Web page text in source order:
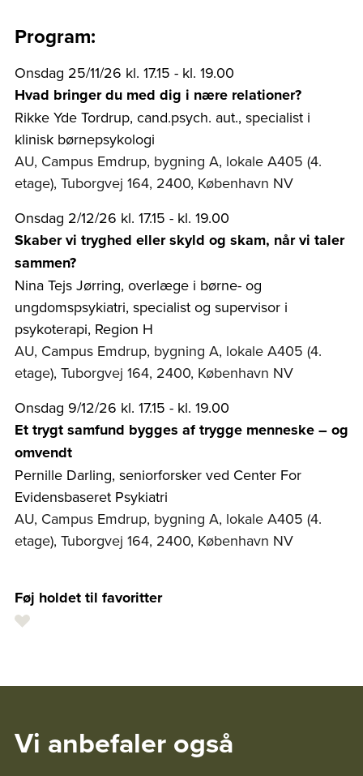
Program:
Onsdag 25/11/26 kl. 17.15 - kl. 19.00
Hvad bringer du med dig i nære relationer?
Rikke Yde Tordrup, cand.psych. aut., specialist i
klinisk børnepsykologi
AU, Campus Emdrup, bygning A, lokale A405 (4.
etage), Tuborgvej 164, 2400, København NV
Onsdag 2/12/26 kl. 17.15 - kl. 19.00
Skaber vi tryghed eller skyld og skam, når vi taler
sammen?
Nina Tejs Jørring, overlæge i børne- og
ungdomspsykiatri, specialist og supervisor i
psykoterapi, Region H
AU, Campus Emdrup, bygning A, lokale A405 (4.
etage), Tuborgvej 164, 2400, København NV
Onsdag 9/12/26 kl. 17.15 - kl. 19.00
Et trygt samfund bygges af trygge menneske – og
omvendt
Pernille Darling, seniorforsker ved Center For
Evidensbaseret Psykiatri
AU, Campus Emdrup, bygning A, lokale A405 (4.
etage), Tuborgvej 164, 2400, København NV
Føj holdet til favoritter
Vi anbefaler også